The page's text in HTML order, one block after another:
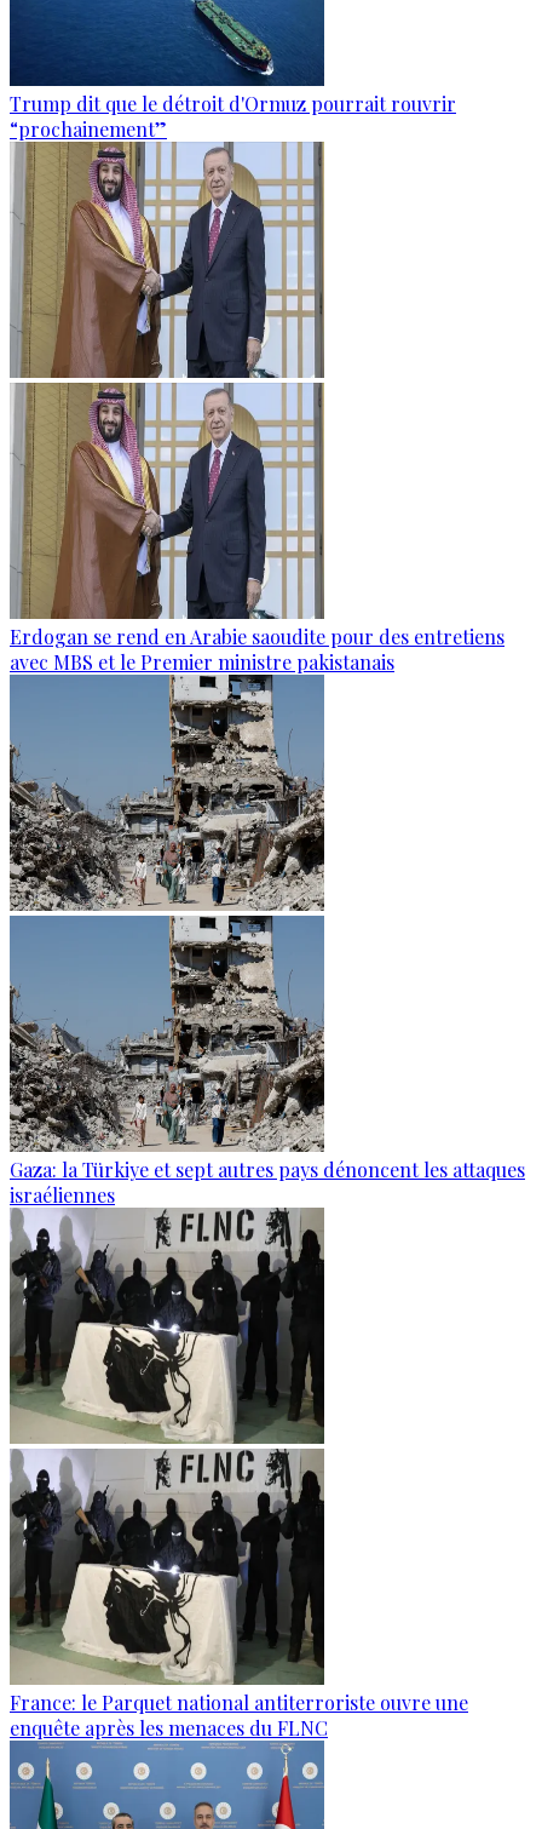
Trump dit que le détroit d'Ormuz pourrait rouvrir
“prochainement”
Erdogan se rend en Arabie saoudite pour des entretiens
avec MBS et le Premier ministre pakistanais
Gaza: la Türkiye et sept autres pays dénoncent les attaques
israéliennes
France: le Parquet national antiterroriste ouvre une
enquête après les menaces du FLNC